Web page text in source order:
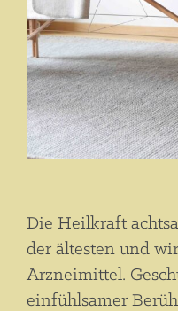
Die Heilkraft
der ältesten und
Arzneimittel.
einfühlsamer